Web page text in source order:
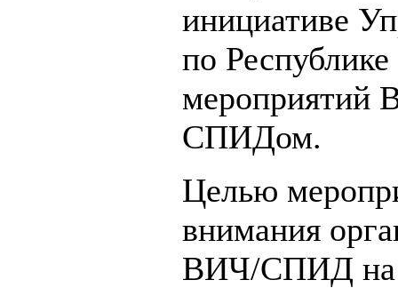
инициативе
по
мероприятий
СПИДом.
Целью
внимания
ВИЧ/СПИД на